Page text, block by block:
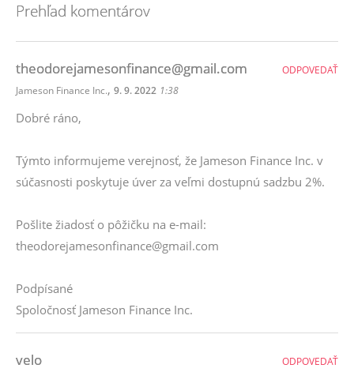
Prehľad komentárov
theodorejamesonfinance@gmail.com
Jameson Finance Inc., 9. 9. 2022 1:38
Dobré ráno,
Týmto informujeme verejnosť, že Jameson Finance Inc. v
súčasnosti poskytuje úver za veľmi dostupnú sadzbu 2%.
Pošlite žiadosť o pôžičku na e-mail:
theodorejamesonfinance@gmail.com
Podpísané
Spoločnosť Jameson Finance Inc.
ODPOVEDAŤ
velo ODPOVEDAŤ